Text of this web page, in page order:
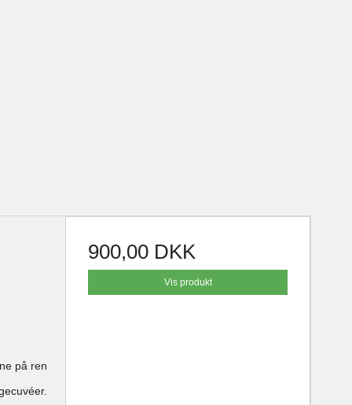
på ren
900,00 DKK
Vis produkt